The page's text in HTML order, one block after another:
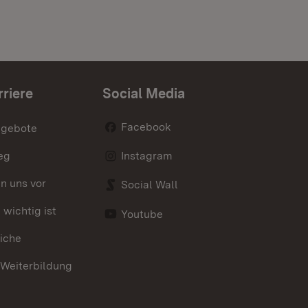
uns vor
wichtig ist
Social Media
Facebook
Instagram
Social Wall
Youtube